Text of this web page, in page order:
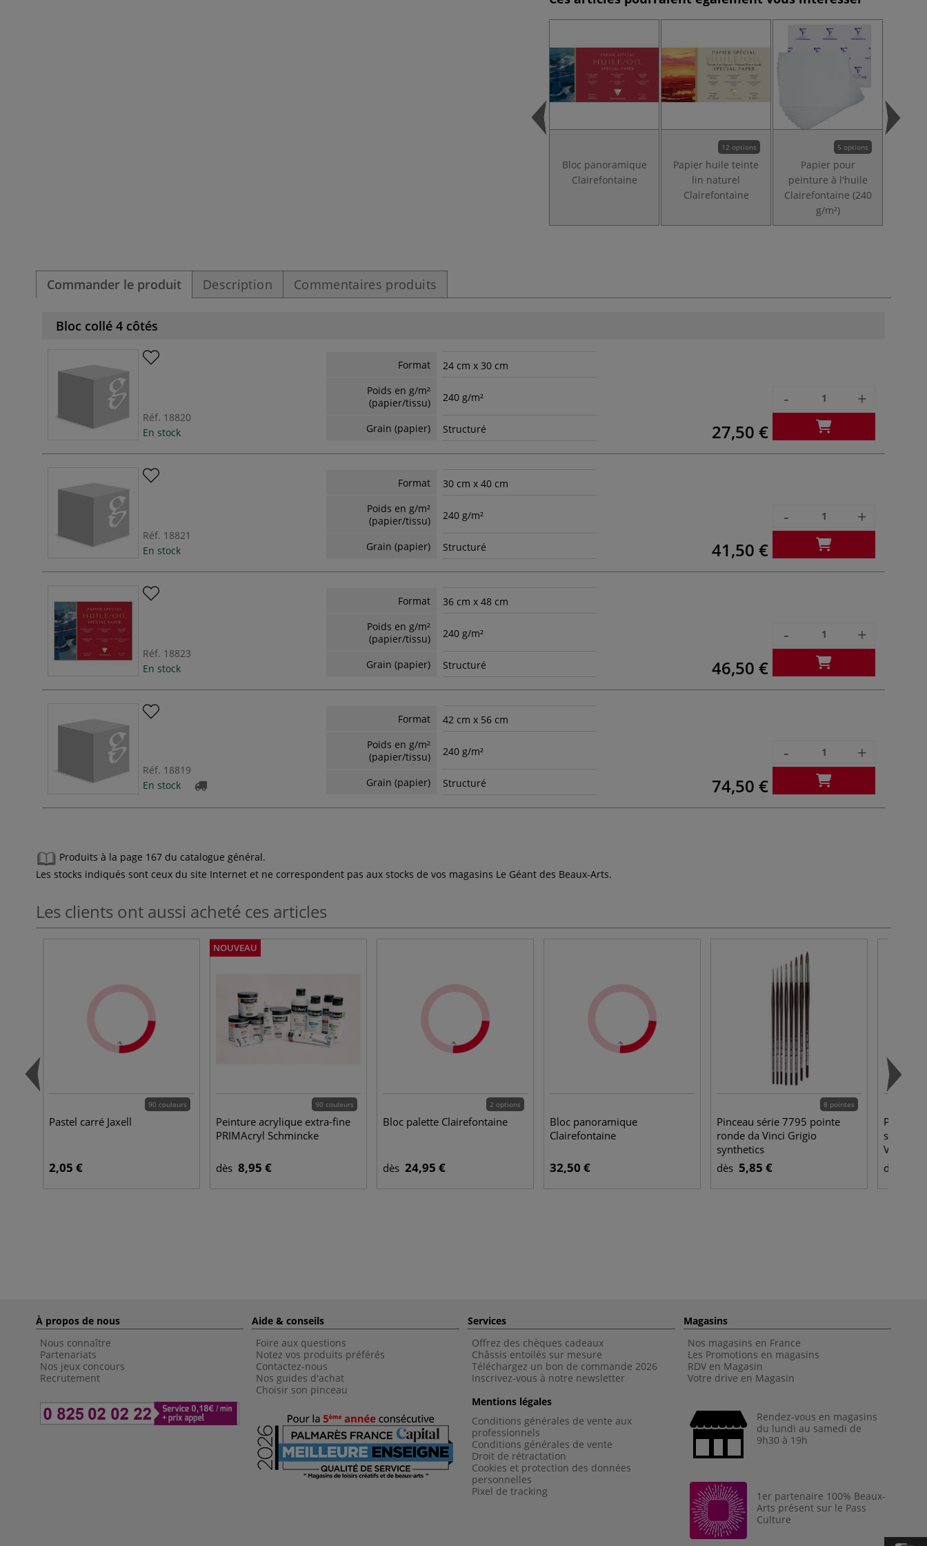
Bloc panoramique
Clairefontaine
12 options
Papier huile teinte
lin naturel
Clairefontaine
5 options
Papier pour
peinture à l'huile
Clairefontaine (240
g/m²)
Commander le produit Description Commentaires produits
Bloc collé 4 côtés
Réf. 18820
En stock
Format
24 cm x 30 cm
Poids en g/m²
(papier/tissu)
240 g/m²
Grain (papier) Structuré 27,50 €
- +
Réf. 18821
En stock
Format
30 cm x 40 cm
Poids en g/m²
(papier/tissu)
240 g/m²
Grain (papier) Structuré 41,50 €
- +
Réf. 18823
En stock
Format
36 cm x 48 cm
Poids en g/m²
(papier/tissu)
240 g/m²
Grain (papier) Structuré 46,50 €
- +
Réf. 18819
En stock
Format
42 cm x 56 cm
Poids en g/m²
(papier/tissu)
240 g/m²
Grain (papier) Structuré 74,50 €
- +
Produits à la page 167 du catalogue général.
Les stocks indiqués sont ceux du site Internet et ne correspondent pas aux stocks de vos magasins Le Géant des Beaux-Arts.
Les clients ont aussi acheté ces articles
90 couleurs
Pastel carré Jaxell
2,05 €
NOUVEAU
90 couleurs
Peinture acrylique extra-fine
PRIMAcryl Schmincke
dès 8,95 €
2 options
Bloc palette Clairefontaine
dès 24,95 €
Bloc panoramique
Clairefontaine
32,50 €
8 pointes
Pinceau série 7795 pointe
ronde da Vinci Grigio
synthetics
dès 5,85 €
Pinceau
Vinci
dès
À propos de nous
Nous connaître
Partenariats
Nos jeux concours
Recrutement
Aide & conseils
Foire aux questions
Notez vos produits préférés
Contactez-nous
Nos guides d'achat
Choisir son pinceau
Services
Offrez des chèques cadeaux
Châssis entoilés sur mesure
Téléchargez un bon de commande 2026
Inscrivez-vous à notre newsletter
Mentions légales
Conditions générales de vente aux
professionnels
Conditions générales de vente
Droit de rétractation
Cookies et protection des données
personnelles
Pixel de tracking
Magasins
Nos magasins en France
Les Promotions en magasins
RDV en Magasin
Votre drive en Magasin
Rendez-vous en magasins
du lundi au samedi de
9h30 à 19h
1er partenaire 100% Beaux-
Arts présent sur le Pass
Culture